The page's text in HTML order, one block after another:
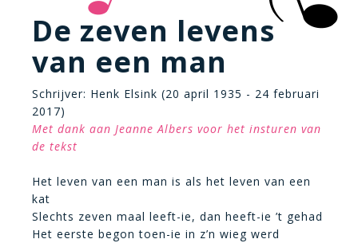
De zeven levens
van een man
Schrijver: Henk Elsink (20 april 1935 - 24 februari
2017)
Met dank aan Jeanne Albers voor het insturen van
de tekst
Het leven van een man is als het leven van een
kat
Slechts zeven maal leeft-ie, dan heeft-ie ’t gehad
Het eerste begon toen-ie in z’n wieg werd